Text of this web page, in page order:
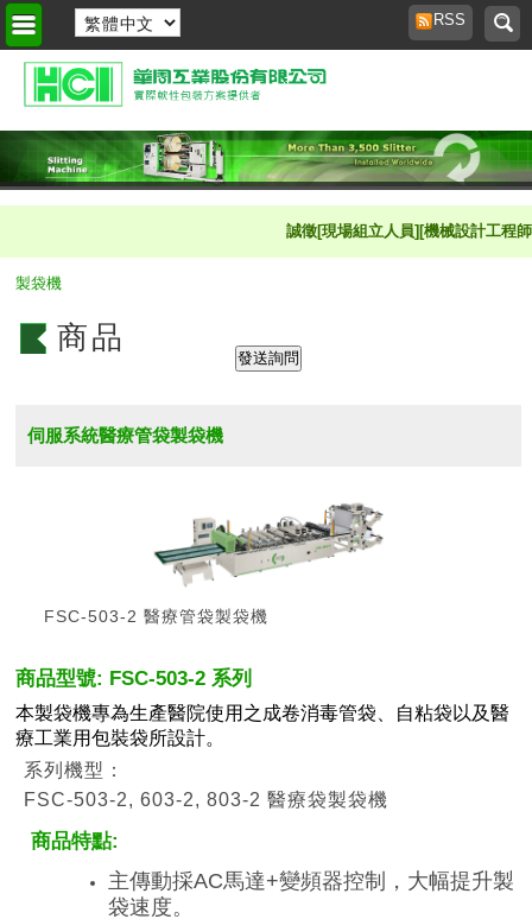
RSS
誠徵[現場組立人員][機械設計工程
製袋機
商品
伺服系統醫療管袋製袋機
FSC-503-2 醫療管袋製袋機
商品型號: FSC-503-2 系列
本製袋機專為生產醫院使用之成卷消毒管袋、自粘袋以及醫
療工業用包裝袋所設計。
系列機型：
FSC-503-2, 603-2, 803-2 醫療袋製袋機
商品特點:
主傳動採AC馬達+變頻器控制，大幅提升製
袋速度。